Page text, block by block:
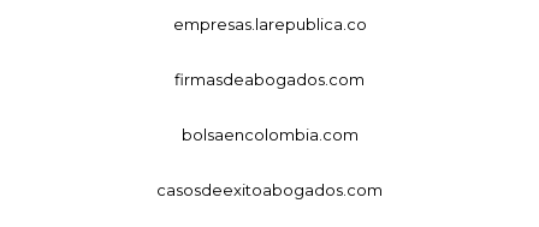
empresas.larepublica.co
firmasdeabogados.com
bolsaencolombia.com
casosdeexitoabogados.com